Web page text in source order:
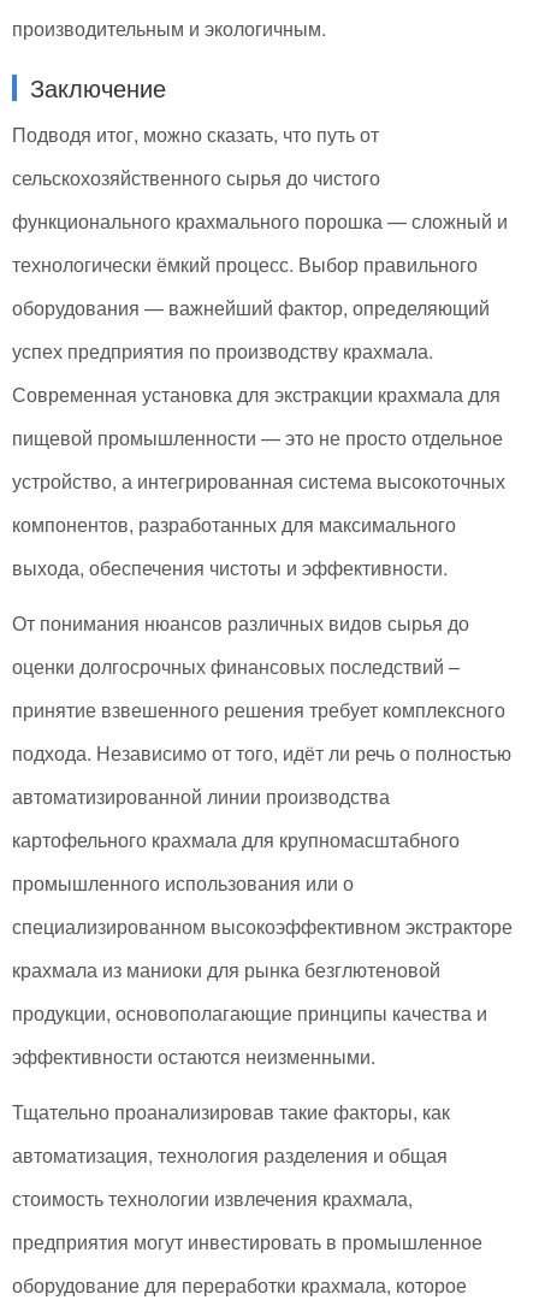
производительным и экологичным.
Заключение
Подводя итог, можно сказать, что путь от
сельскохозяйственного сырья до чистого
функционального крахмального порошка — сложный и
технологически ёмкий процесс. Выбор правильного
оборудования — важнейший фактор, определяющий
успех предприятия по производству крахмала.
Современная установка для экстракции крахмала для
пищевой промышленности — это не просто отдельное
устройство, а интегрированная система высокоточных
компонентов, разработанных для максимального
выхода, обеспечения чистоты и эффективности.
От понимания нюансов различных видов сырья до
оценки долгосрочных финансовых последствий –
принятие взвешенного решения требует комплексного
подхода. Независимо от того, идёт ли речь о полностью
автоматизированной линии производства
картофельного крахмала для крупномасштабного
промышленного использования или о
специализированном высокоэффективном экстракторе
крахмала из маниоки для рынка безглютеновой
продукции, основополагающие принципы качества и
эффективности остаются неизменными.
Тщательно проанализировав такие факторы, как
автоматизация, технология разделения и общая
стоимость технологии извлечения крахмала,
предприятия могут инвестировать в промышленное
оборудование для переработки крахмала, которое